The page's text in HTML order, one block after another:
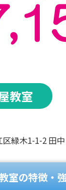
教室
緑木1-1-2 田
室の特徴・